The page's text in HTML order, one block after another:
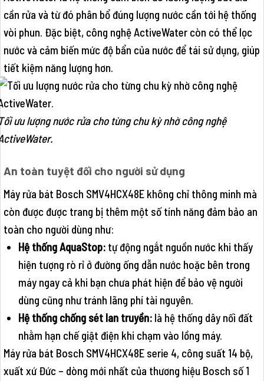
cần rửa và từ đó phân bổ đúng lượng nước cần tới hệ thống
vòi phun. Đặc biệt, công nghệ ActiveWater còn có thể lọc
nước và cảm biến mức độ bẩn của nước để tái sử dụng, giúp
tiết kiệm năng lượng hơn.
ưu lượng nước rửa cho từng chu kỳ nhờ công nghệ
An toàn tuyệt đối cho người sử dụng
Máy rửa bát Bosch SMV4HCX48E không chỉ thông minh mà
còn được được trang bị thêm một số tính năng đảm bảo an
toàn cho người dùng như:
Hệ thống AquaStop:tự động ngắt nguồn nước khi thấy
hiện tượng rò rỉ ở đường ống dẫn nước hoặc bên trong
máy ngay cả khi bạn chưa phát hiện để bảo vệ người
dùng cũng như tránh lãng phí tài nguyên.
Hệ thống chống sét lan truyền:là hệ thống dây nối đất
nhằm hạn chế giật điện khi chạm vào lồng máy.
Máy rửa bát Bosch SMV4HCX48E serie 4, công suất 14 bộ,
xuất xứ Đức – dòng mới nhất của thương hiệu Bosch số 1